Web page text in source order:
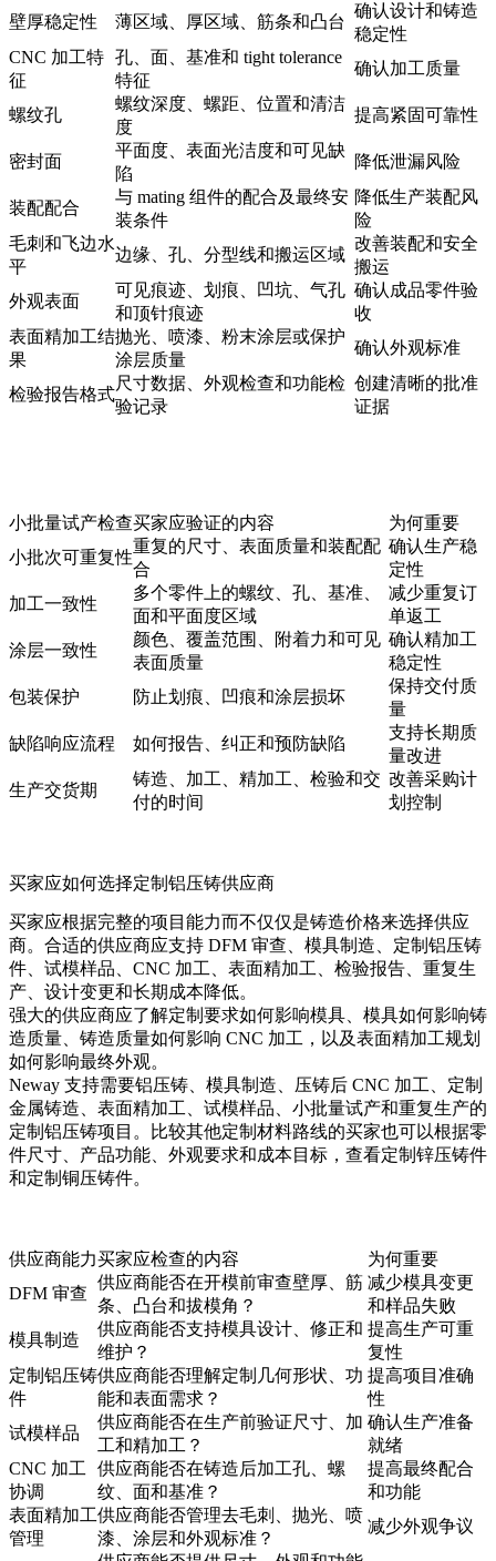
壁厚稳定性
薄区域、厚区域、筋条和凸台
确认设计和铸造
稳定性
CNC 加工特
征
孔、面、基准和 tight tolerance
特征
确认加工质量
螺纹孔
螺纹深度、螺距、位置和清洁
度
提高紧固可靠性
密封面
平面度、表面光洁度和可见缺
陷
降低泄漏风险
装配配合
与 mating 组件的配合及最终安
装条件
降低生产装配风
险
毛刺和飞边水
平
边缘、孔、分型线和搬运区域
改善装配和安全
搬运
外观表面
可见痕迹、划痕、凹坑、气孔
和顶针痕迹
确认成品零件验
收
表面精加工结
果
抛光、喷漆、粉末涂层或保护
涂层质量
确认外观标准
检验报告格式
尺寸数据、外观检查和功能检
验记录
创建清晰的批准
证据
小批量试产检查买家应验证的内容
为何重要
小批次可重复性
重复的尺寸、表面质量和装配配
合
确认生产稳
定性
加工一致性
多个零件上的螺纹、孔、基准、
面和平面度区域
减少重复订
单返工
涂层一致性
颜色、覆盖范围、附着力和可见
表面质量
确认精加工
稳定性
包装保护
防止划痕、凹痕和涂层损坏
保持交付质
量
缺陷响应流程
如何报告、纠正和预防缺陷
支持长期质
量改进
生产交货期
铸造、加工、精加工、检验和交
付的时间
改善采购计
划控制
买家应如何选择定制铝压铸供应商
买家应根据完整的项目能力而不仅仅是铸造价格来选择供应
商。合适的供应商应支持 DFM 审查、模具制造、定制铝压铸
件、试模样品、CNC 加工、表面精加工、检验报告、重复生
产、设计变更和长期成本降低。
强大的供应商应了解定制要求如何影响模具、模具如何影响铸
造质量、铸造质量如何影响 CNC 加工，以及表面精加工规划
如何影响最终外观。
Neway 支持需要铝压铸、模具制造、压铸后 CNC 加工、定制
金属铸造、表面精加工、试模样品、小批量试产和重复生产的
定制铝压铸项目。比较其他定制材料路线的买家也可以根据零
件尺寸、产品功能、外观要求和成本目标，查看定制锌压铸件
和定制铜压铸件。
供应商能力买家应检查的内容
为何重要
DFM 审查
供应商能否在开模前审查壁厚、筋
条、凸台和拔模角？
减少模具变更
和样品失败
模具制造
供应商能否支持模具设计、修正和
维护？
提高生产可重
复性
定制铝压铸
件
供应商能否理解定制几何形状、功
能和表面需求？
提高项目准确
性
试模样品
供应商能否在生产前验证尺寸、加
工和精加工？
确认生产准备
就绪
CNC 加工
协调
供应商能否在铸造后加工孔、螺
纹、面和基准？
提高最终配合
和功能
表面精加工
管理
供应商能否管理去毛刺、抛光、喷
漆、涂层和外观标准？
减少外观争议